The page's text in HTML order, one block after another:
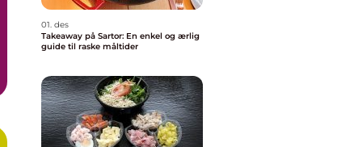
01. des
Takeaway på Sartor: En enkel og ærlig
guide til raske måltider